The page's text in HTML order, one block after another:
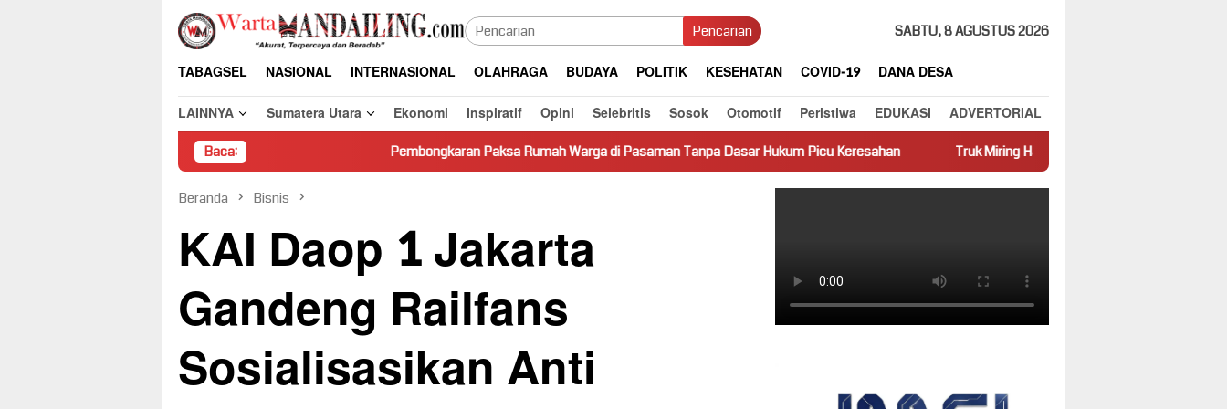
Loncat
konten
Pencarian SABTU, 8 AGUSTUS 2026
TABAGSEL NASIONAL INTERNASIONAL OLAHRAGA BUDAYA POLITIK KESEHATAN COVID-19
DANA DESA
LAINNYA
Sumatera Utara Ekonomi Inspiratif Opini Selebritis Sosok Otomotif Peristiwa EDUKASI ADVERTORIAL
Baca: Pembongkaran Paksa Rumah Warga di Pasaman Tanpa Dasar Hukum Picu Keresahan Truk Miring Hambat Arus Lalu Lintas di Jalan Panti–Simpang Empat
Beranda Bisnis
KAI Daop 1 Jakarta
Gandeng Railfans
Sosialisasikan Anti